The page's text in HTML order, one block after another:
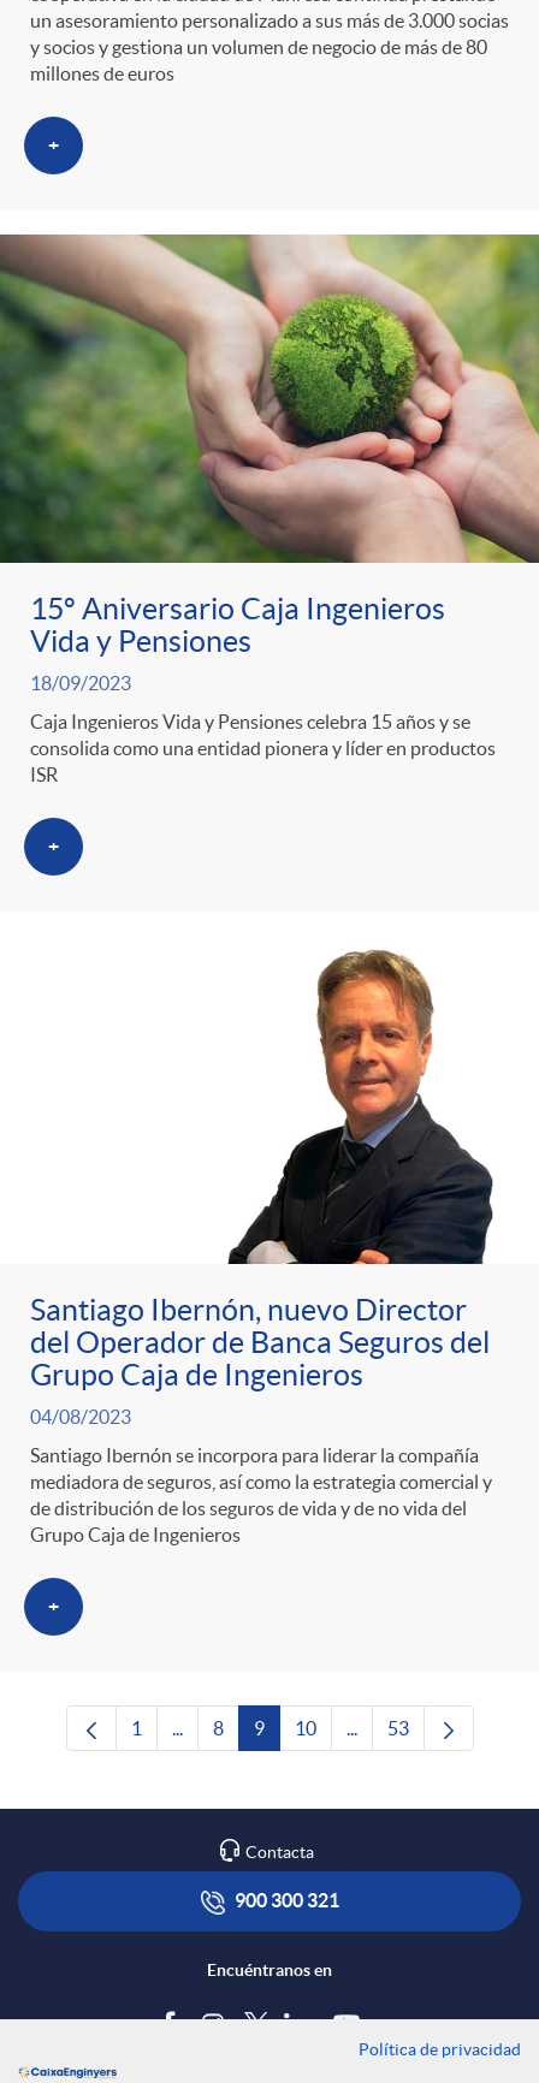
un asesoramiento personalizado a sus más de 3.000 socias
y socios y gestiona un volumen de negocio de más de 80
millones de euros
+
15º Aniversario Caja Ingenieros
Vida y Pensiones
18/09/2023
Caja Ingenieros Vida y Pensiones celebra 15 años y se
consolida como una entidad pionera y líder en productos
ISR
+
Santiago Ibernón, nuevo Director
del Operador de Banca Seguros del
Grupo Caja de Ingenieros
04/08/2023
Santiago Ibernón se incorpora para liderar la compañía
mediadora de seguros, así como la estrategia comercial y
de distribución de los seguros de vida y de no vida del
Grupo Caja de Ingenieros
+
Página
1 ...Páginas intermedias Use TAB para
Página
8 Página
9 Página
10 ...Páginas intermedias
Página
53
Contacta
900 300 321
Encuéntranos en
Política de privacidad